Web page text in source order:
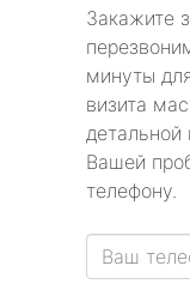
Закажите
минуты
визита
детальной
Вашей
телефону.